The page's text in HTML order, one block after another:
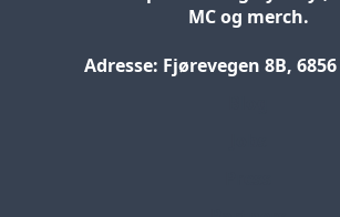
MC og merch.
Adresse: Fjørevegen 8B,